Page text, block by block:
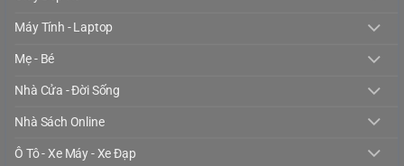
Máy Tính - Laptop
Mẹ - Bé
Nhà Cửa - Đời Sống
Nhà Sách Online
Ô Tô - Xe Máy - Xe Đạp